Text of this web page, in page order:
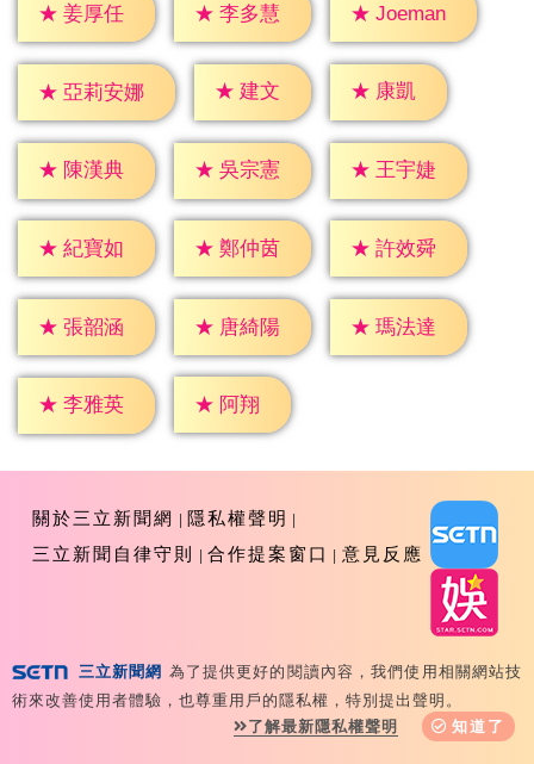
★ 姜厚任 ★ 李多慧 ★ Joeman
★ 亞莉安娜 ★ 建文 ★ 康凱
★ 陳漢典 ★ 吳宗憲 ★ 王宇婕
★ 紀寶如 ★ 鄭仲茵 ★ 許效舜
★ 張韶涵 ★ 唐綺陽 ★ 瑪法達
★ 李雅英 ★ 阿翔
關於三立新聞網
隱私權聲明
三立新聞自律守則
合作提案窗口 意見反應
Copyright ©2026 Sanlih E-Television All Rights
Reserved 版權所有 盜用必究 台北市內湖區舊宗路一段159
號 02-8792-8888
三立新聞網 為了提供更好的閱讀內容，我們使用相關網站技
術來改善使用者體驗，也尊重用戶的隱私權，特別提出聲明。
了解最新隱私權聲明
知道了